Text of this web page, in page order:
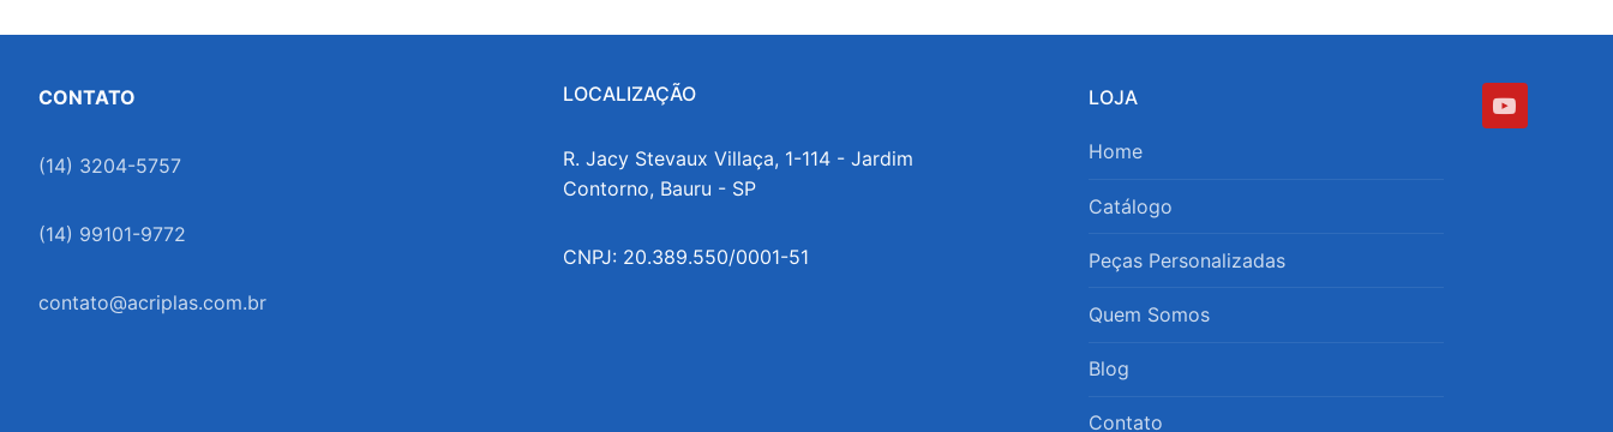
posts
CONTATO
(14) 3204-5757
(14) 99101-9772
contato@acriplas.com.br
LOCALIZAÇÃO
R. Jacy Stevaux Villaça, 1-114 - Jardim
Contorno, Bauru - SP
CNPJ: 20.389.550/0001-51
LOJA
Home
Catálogo
Peças Personalizadas
Quem Somos
Blog
Contato